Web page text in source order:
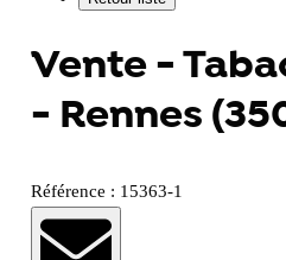
Vente -
- Rennes
Référence : 15363-1